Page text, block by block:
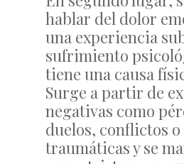
hablar del dolor
una experiencia
sufrimiento
tiene una causa
Surge a partir de
negativas como
duelos, conflictos
traumáticas y se